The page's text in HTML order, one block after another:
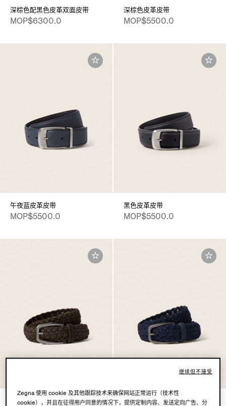
深棕色配黑色皮革双面皮带
MOP$6300.0
深棕色皮革皮带
MOP$5500.0
午夜蓝皮革皮带
MOP$5500.0
黑色皮革皮带
MOP$5500.0
深棕色绒面革皮带 午夜蓝绒面革皮带
Zegna 使用 cookie 及其他跟踪技术来确保网站正常运行（技术性
cookie），并且在征得用户同意的情况下，提供定制内容、发送定向广告、分
继续但不接受